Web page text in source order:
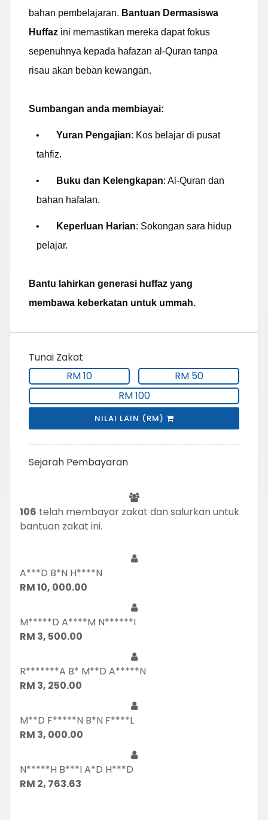
bahan pembelajaran. Bantuan Dermasiswa
Huffaz ini memastikan mereka dapat fokus
sepenuhnya kepada hafazan al-Quran tanpa
risau akan beban kewangan.
Sumbangan anda membiayai:
• Yuran Pengajian: Kos belajar di pusat
tahfiz.
• Buku dan Kelengkapan: Al-Quran dan
bahan hafalan.
• Keperluan Harian: Sokongan sara hidup
pelajar.
Bantu lahirkan generasi huffaz yang
membawa keberkatan untuk ummah.
Tunai Zakat
RM 10
RM 50
RM 100
NILAI LAIN (RM)
Sejarah Pembayaran
106 telah membayar zakat dan salurkan untuk
bantuan zakat ini.
A***D B*N H****N
RM 10, 000.00
M*****D A****M N******I
RM 3, 500.00
R*******A B* M**D A*****N
RM 3, 250.00
M**D F*****N B*N F****L
RM 3, 000.00
N*****H B***I A*D H***D
RM 2, 763.63